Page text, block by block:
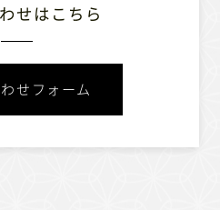
せはこちら
せフォーム